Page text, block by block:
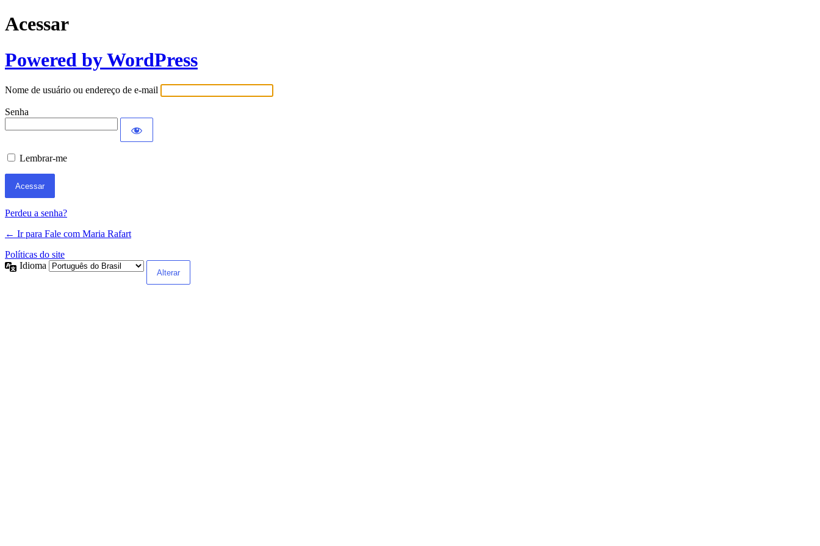
Acessar
Powered by WordPress
Nome de usuário ou endereço de e-mail
Senha
Lembrar-me
Perdeu a senha?
← Ir para Fale com Maria Rafart
Políticas do site
Idioma